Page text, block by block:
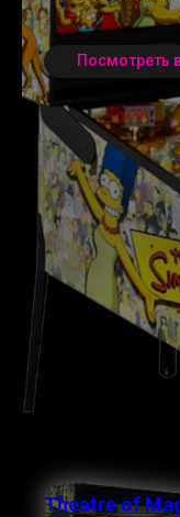
Посмотреть
Theatre of